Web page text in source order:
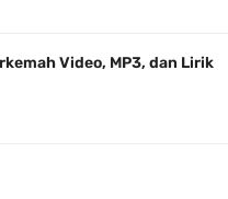
Video, MP3, dan Lirik